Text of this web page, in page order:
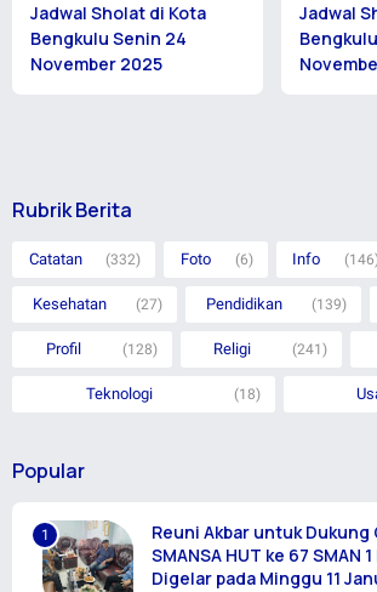
Jadwal Sholat di Kota
Bengkulu Senin 24
November 2025
Jadwal
Rubrik Berita
Catatan (332) Foto (6) Info
Kesehatan (27) Pendidikan (139)
Profil (128) Religi (241)
Teknologi (18)
Popular
Reuni Akbar untuk Dukung
SMANSA HUT ke 67 SMAN
Digelar pada Minggu 11